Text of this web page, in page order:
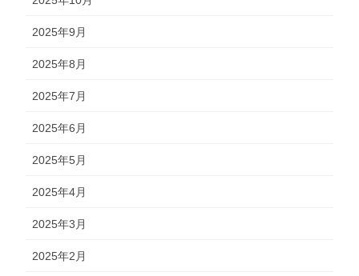
2025年9月
2025年8月
2025年7月
2025年6月
2025年5月
2025年4月
2025年3月
2025年2月